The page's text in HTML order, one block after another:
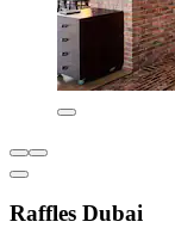
Raffles Dubai